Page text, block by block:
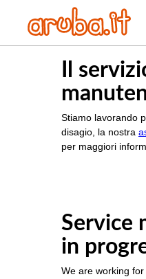
Il
Stiamo lavorando
disagio, la nostra
per maggiori
Service
in
We are working